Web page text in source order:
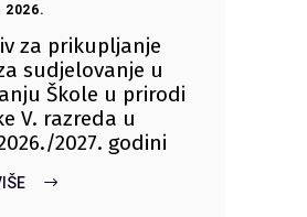
2026.
za prikupljanje
sudjelovanje u
Škole u prirodi
V. razreda u
2027. godini